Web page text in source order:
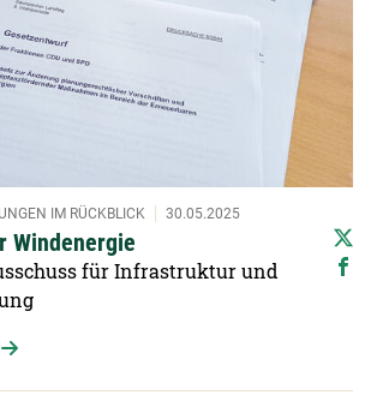
Windenergie
IM RÜCKBLICK 30.05.2025
für Infrastruktur und